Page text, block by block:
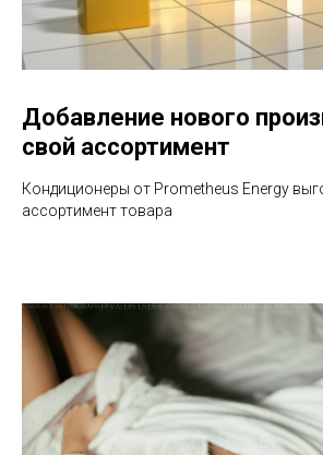
Добавление нового
свой ассортимент
Кондиционеры от Prometheus Energy
ассортимент товара